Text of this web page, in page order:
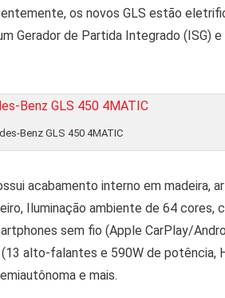
os novos GLS estão
Gerador de Partida Integrado (ISG)
Benz GLS 450 4MATIC
acabamento interno em madeira,
Iluminação ambiente de 64 cores,
sem fio (Apple CarPlay/
alto-falantes e 590W de potência,
e mais.